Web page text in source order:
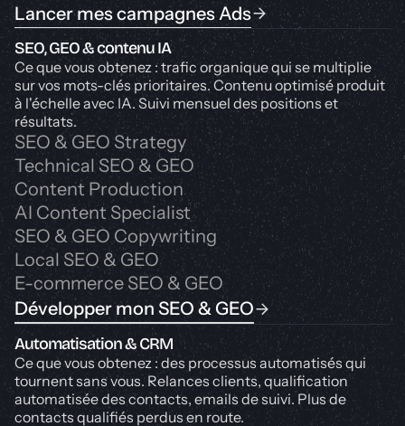
Lancer mes campagnes Ads
SEO, GEO & contenu IA
Ce que vous obtenez : trafic organique qui se multiplie
sur vos mots-clés prioritaires. Contenu optimisé produit
à l'échelle avec IA. Suivi mensuel des positions et
résultats.
SEO & GEO Strategy
Technical SEO & GEO
Content Production
AI Content Specialist
SEO & GEO Copywriting
Local SEO & GEO
E-commerce SEO & GEO
Développer mon SEO & GEO
Automatisation & CRM
Ce que vous obtenez : des processus automatisés qui
tournent sans vous. Relances clients, qualification
automatisée des contacts, emails de suivi. Plus de
contacts qualifiés perdus en route.